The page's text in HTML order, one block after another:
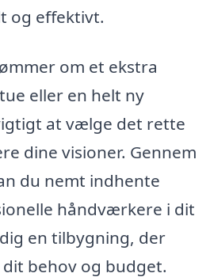
og effektivt.
om et ekstra
eller en helt ny
at vælge det rette
dine visioner. Gennem
du nemt indhente
håndværkere i dit
en tilbygning, der
behov og budget.